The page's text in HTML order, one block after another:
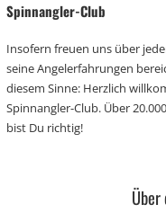
Spinnangler-Club
Insofern freuen uns über
seine Angelerfahrungen
diesem Sinne: Herzlich
Spinnangler-Club. Über
bist Du richtig!